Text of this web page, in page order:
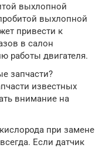
выхлопной
выхлопной
привести к
в салон
работы двигателя.
запчасти?
известных
внимание на
при замене
Если датчик